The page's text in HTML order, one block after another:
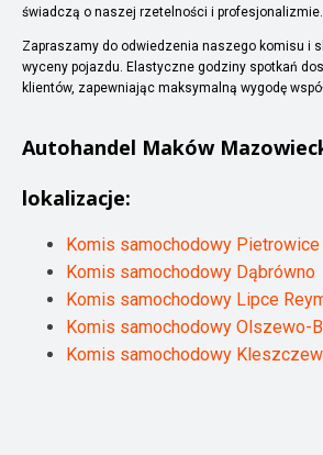
świadczą o naszej rzetelności i profesjonalizmie.
Zapraszamy do odwiedzenia naszego komisu i
wyceny pojazdu. Elastyczne godziny spotkań
klientów, zapewniając maksymalną wygodę
Autohandel Maków
lokalizacje:
Komis samochodowy
Komis samochodowy Dąbrówno
Komis samochodowy Lipce
Komis samochodowy Olszewo-
Komis samochodowy